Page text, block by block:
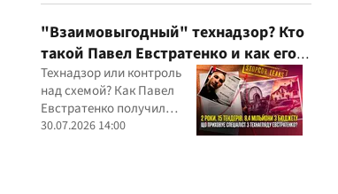
связи Сергея Дядечко до
сих пор простираются
через Украину и несколько
иностранных юрисдикций
"Взаимовыгодный" технадзор? Кто
такой Павел Евстратенко и как его
ФЛП получил доступ к бюджетным
миллионам?
Технадзор или контроль
над схемой? Как Павел
Евстратенко получил
миллионные подряды
30.07.2026 14:00